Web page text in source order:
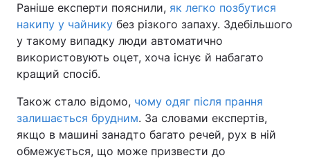
Раніше експерти пояснили, як легко позбутися
накипу у чайнику без різкого запаху. Здебільшого
у такому випадку люди автоматично
використовують оцет, хоча існує й набагато
кращий спосіб.
Також стало відомо, чому одяг після прання
залишається брудним. За словами експертів,
якщо в машині занадто багато речей, рух в ній
обмежується, що може призвести до